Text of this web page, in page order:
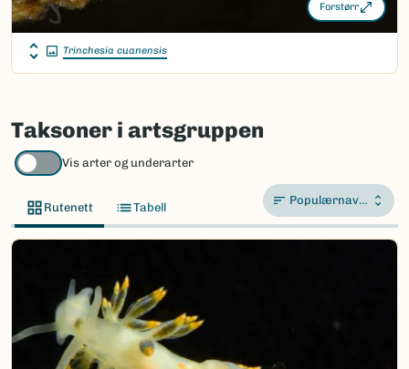
Forstørr
Trinchesia cuanensis
Taksoner i artsgruppen
Vis arter og underarter
Rutenett Tabell Populærnavn A-Å